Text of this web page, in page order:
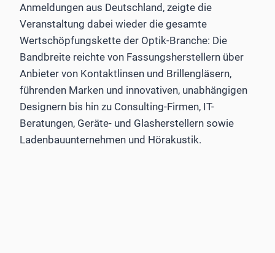
Anmeldungen aus Deutschland, zeigte die
Veranstaltung dabei wieder die gesamte
Wertschöpfungskette der Optik-Branche: Die
Bandbreite reichte von Fassungsherstellern über
Anbieter von Kontaktlinsen und Brillengläsern,
führenden Marken und innovativen, unabhängigen
Designern bis hin zu Consulting-Firmen, IT-
Beratungen, Geräte- und Glasherstellern sowie
Ladenbauunternehmen und Hörakustik.